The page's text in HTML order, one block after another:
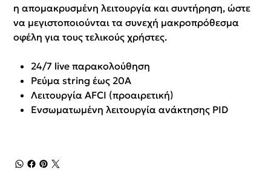
η απομακρυσμένη λειτουργία και συντήρηση, ώστε
να μεγιστοποιούνται τα συνεχή μακροπρόθεσμα
οφέλη για τους τελικούς χρήστες.
24/7 live παρακολούθηση
Ρεύμα string έως 20Α
Λειτουργία AFCI (προαιρετική)
Ενσωματωμένη λειτουργία ανάκτησης PID